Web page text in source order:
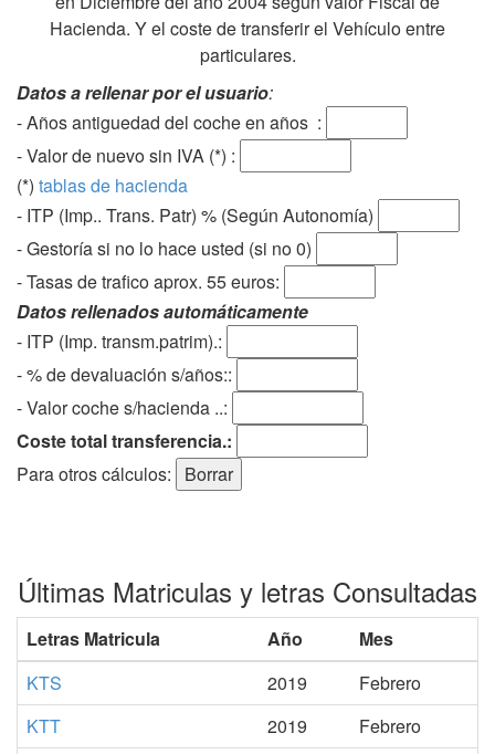
Hacienda. Y el coste de transferir el Vehículo entre
particulares.
Datos a rellenar por el usuario:
- Años antiguedad del coche en años :
- Valor de nuevo sin IVA (*) :
(*) tablas de hacienda
- ITP (Imp.. Trans. Patr) % (Según Autonomía)
- Gestoría si no lo hace usted (si no 0)
-Tasas de trafico aprox. 55 euros:
Datos rellenados automáticamente
- ITP (Imp. transm.patrim).:
- % de devaluación s/años::
- Valor coche s/hacienda ..:
Coste total transferencia.:
Para otros cálculos:
Últimas Matriculas y letras Consultadas
Letras Matricula Año
Mes
KTS
2019
Febrero
KTT
2019
Febrero